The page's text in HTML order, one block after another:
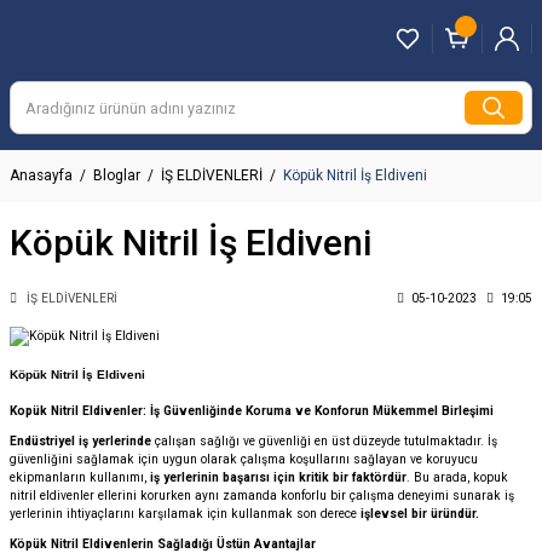
Anasayfa Bloglar İŞ ELDİVENLERİ Köpük Nitril İş Eldiveni
Köpük Nitril İş Eldiveni
İŞ ELDİVENLERİ 05-10-2023 19:05
Köpük Nitril İş Eldiveni
Kopük Nitril Eldivenler: İş Güvenliğinde Koruma ve Konforun Mükemmel Birleşimi
Endüstriyel iş yerlerinde çalışan sağlığı ve güvenliği en üst düzeyde tutulmaktadır. İş
güvenliğini sağlamak için uygun olarak çalışma koşullarını sağlayan ve koruyucu
ekipmanların kullanımı, iş yerlerinin başarısı için kritik bir faktördür. Bu arada, kopuk
nitril eldivenler ellerini korurken aynı zamanda konforlu bir çalışma deneyimi sunarak iş
yerlerinin ihtiyaçlarını karşılamak için kullanmak son derece işlevsel bir üründür.
Köpük Nitril Eldivenlerin Sağladığı Üstün Avantajlar